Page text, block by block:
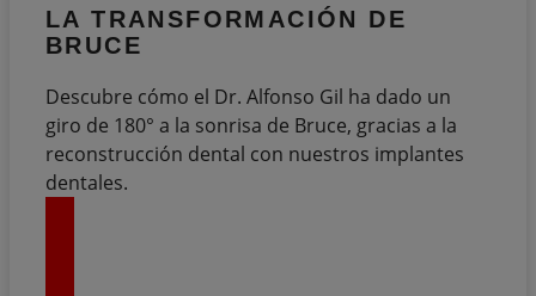
LA TRANSFORMACIÓN DE
BRUCE
Descubre cómo el Dr. Alfonso Gil ha dado un
giro de 180° a la sonrisa de Bruce, gracias a la
reconstrucción dental con nuestros implantes
dentales.